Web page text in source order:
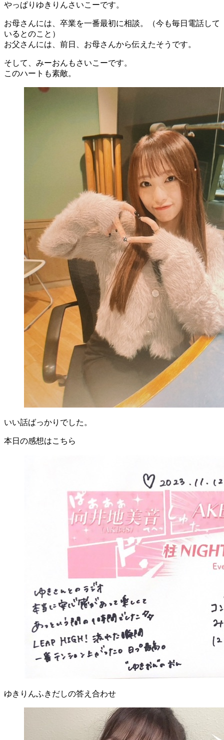
やっぱりゆきりんさいこーです。
お母さんには、卒業を一番最初に相談。（今も毎日電話して
いるとのこと）
お父さんには、前日、お母さんから伝えたそうです。
そして、みーおんもさいこーです。
このハートも素敵。
いい話ばっかりでした。
本日の感想はこちら
ゆきりんふきだしの答え合わせ